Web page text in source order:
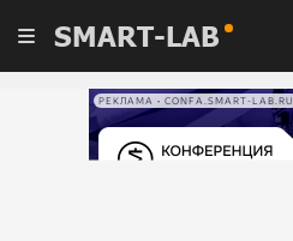
SMART-LAB
РЕКЛАМА • CONFA.SMART-LAB.RU